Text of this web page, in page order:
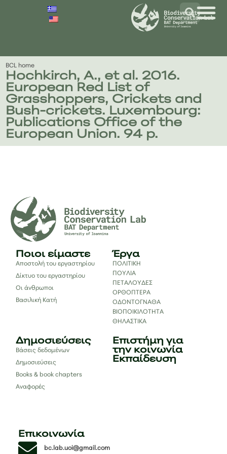
BCL home
Hochkirch, A., et al. 2016.
European Red List of
Grasshoppers, Crickets and
Bush-crickets. Luxembourg:
Publications Office of the
European Union. 94 p.
Ποιοι είμαστε
Αποστολή του εργαστηρίου
Δίκτυο του εργαστηρίου
Οι άνθρωποι
Βασιλική Κατή
Έργα
ΠΟΛΙΤΙΚΗ
ΠΟΥΛΙΑ
ΠΕΤΑΛΟΥΔΕΣ
ΟΡΘΟΠΤΕΡΑ
ΟΔΟΝΤΟΓΝΑΘΑ
ΒΙΟΠΟΙΚΙΛΟΤΗΤΑ
ΘΗΛΑΣΤΙΚΑ
Δημοσιεύσεις
Βάσεις δεδομένων
Δημοσιεύσεις
Books & book chapters
Αναφορές
Επιστήμη για
την κοινωνία
Εκπαίδευση
Επικοινωνία
bc.lab.uoi@gmail.com